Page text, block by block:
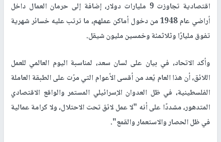
اقتصادية تجاوزت 9 مليارات دولار، إضافة إلى حرمان العمال داخل
أراضي عام 1948 من دخول أماكن عملهم، ما ترتب عليه خسائر شهرية
تفوق مليارًا وثلاثمئة وخمسين مليون شيقل.
وأكد الاتحاد، في بيان على لسان سعد، لمناسبة اليوم العالمي للعمل
اللائق، أن هذا العام يُعد من أقسى الأعوام التي مرّت على الطبقة العاملة
الفلسطينية، في ظل العدوان الإسرائيلي المستمر والواقع الاقتصادي
المتدهور، مشددًا على أنه "لا عمل لائق تحت الاحتلال، ولا كرامة عمالية
في ظل الحصار والاستعمار والقمع".